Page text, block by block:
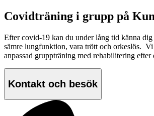
Covidträning i grupp på
Efter covid-19 kan du under lång tid känna dig
sämre lungfunktion, vara trött och orkeslös.
anpassad gruppträning med rehabilitering efter
Kontakt och besök